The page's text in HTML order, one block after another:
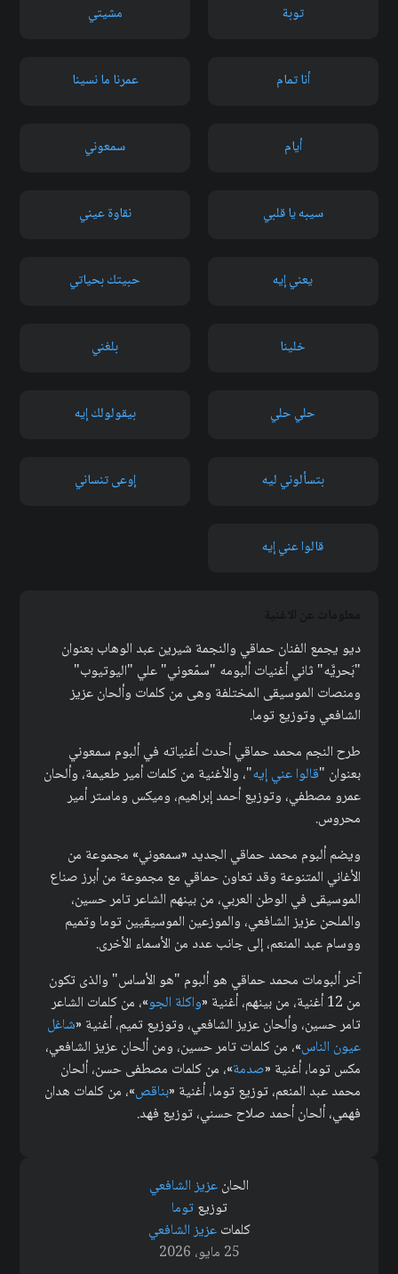
توبة مشيتي
أنا تمام عمرنا ما نسينا
أيام سمعوني
سيبه يا قلبي نقاوة عيني
يعني إيه حبيتك بحياتي
خلينا بلغني
حلي حلي بيقولولك إيه
بتسألوني ليه إوعى تنساني
قالوا عني إيه
ديو يجمع الفنان حماقي والنجمة شيرين عبد الوهاب بعنوان
"بَحريَّه" ثاني أغنيات ألبومه "سمّعوني" علي "اليوتيوب"
ومنصات الموسيقى المختلفة وهى من كلمات وألحان عزيز
الشافعي وتوزيع توما.
طرح النجم محمد حماقي أحدث أغنياته في ألبوم سمعوني
بعنوان "قالوا عني إيه"، والأغنية من كلمات أمير طعيمة، وألحان
عمرو مصطفي، وتوزيع أحمد إبراهيم، وميكس وماستر أمير
محروس.
ويضم ألبوم محمد حماقي الجديد «سمعوني» مجموعة من
الأغاني المتنوعة وقد تعاون حماقي مع مجموعة من أبرز صناع
الموسيقى في الوطن العربي، من بينهم الشاعر تامر حسين،
والملحن عزيز الشافعي، والموزعين الموسيقيين توما وتميم
ووسام عبد المنعم، إلى جانب عدد من الأسماء الأخرى.
آخر ألبومات محمد حماقي هو ألبوم "هو الأساس" والذى تكون
من 12 أغنية، من بينهم، أغنية «
واكلة الجو»، من كلمات الشاعر
تامر حسين، وألحان عزيز الشافعي، وتوزيع تميم، أغنية «شاغل
عيون الناس»، من كلمات تامر حسين، ومن ألحان عزيز الشافعي،
مكس توما، أغنية «صدمة»، من كلمات مصطفى حسن، ألحان
محمد عبد المنعم، توزيع توما، أغنية «بناقص»، من كلمات هدان
فهمي، ألحان أحمد صلاح حسني، توزيع فهد.
الحانعزيز الشافعي
توزيعتوما
كلماتعزيز الشافعي
25 مايو، 2026